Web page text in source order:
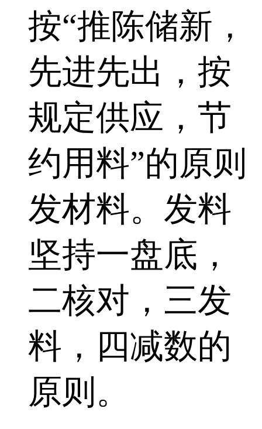
按“推陈储新，
先进先出，按
规定供应，节
约用料”的原则
发材料。发料
坚持一盘底，
二核对，三发
料，四减数的
原则。